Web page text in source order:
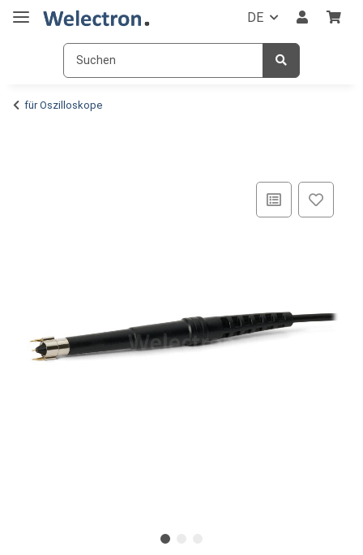
DE
für Oszilloskope